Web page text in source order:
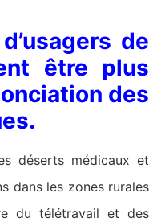
de
être plus
des
déserts médicaux et
dans les zones rurales
du télétravail et des